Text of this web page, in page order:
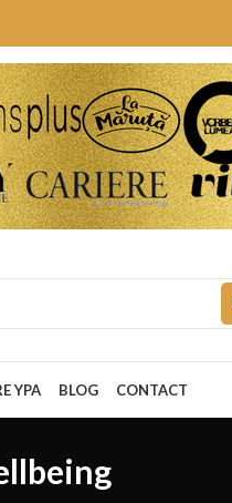
YPA BLOG CONTACT